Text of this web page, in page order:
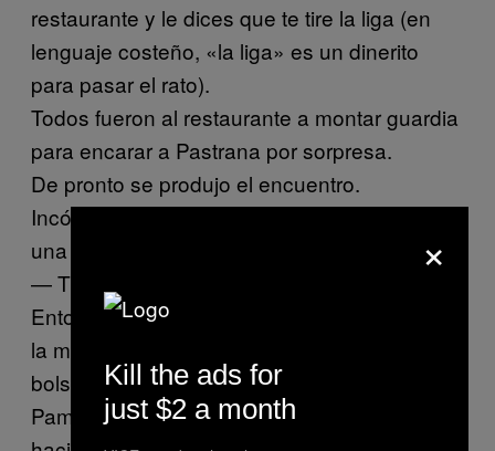
restaurante y le dices que te tire la liga (en
lenguaje costeño, «la liga» es un dinerito
para pasar el rato).
Todos fueron al restaurante a montar guardia
para encarar a Pastrana por sorpresa.
De pronto se produjo el encuentro.
Incómodo, nervioso, Pastrana saludó con
una cortesía distante. Pambelé le reclamó:
— Tú no me saludabas así antes.
Entonces Pastrana lo llamó aparte. Le puso
la mano en el hombro, se sacó algo del
bolsillo y se lo dio a Pambelé.
Pambelé se despidió, efusivo. y regresó
×
Kill the ads for
just $2 a month